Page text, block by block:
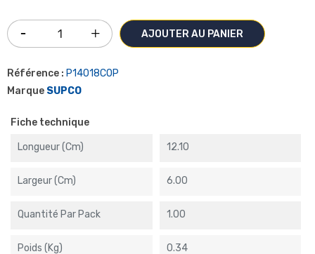
AJOUTER AU PANIER
Référence : P14018COP
Marque SUPCO
Fiche technique
Longueur (cm) 12.10
Largeur (cm) 6.00
Quantité Par Pack 1.00
Poids (kg) 0.34